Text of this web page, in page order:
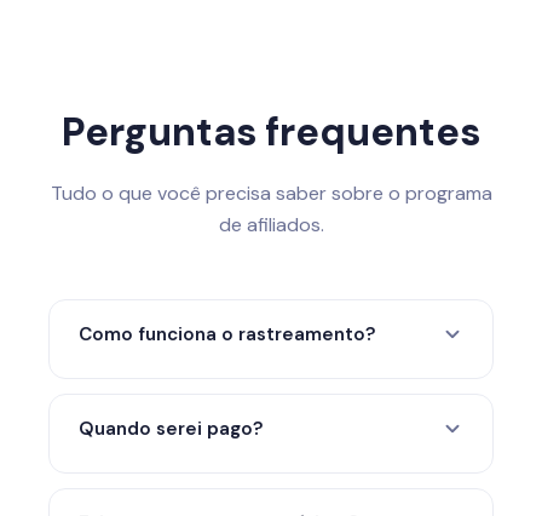
Perguntas frequentes
Tudo o que você precisa saber sobre o programa
de afiliados.
Como funciona o rastreamento?
indicação, um cookie o rastreia por 90
Quando serei pago?